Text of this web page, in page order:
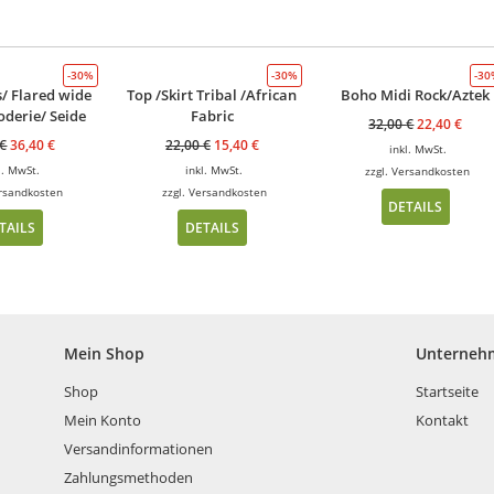
-30%
Flared wide
Seide
€36,40€
MwSt.
-30%
Top /Skirt Tribal /African
Fabric
22,00€ 15,40€
inkl. MwSt.
zzgl. Versandkosten
DETAILS
-
Boho Midi Rock/Aztek
32,00€22,40€
inkl. MwSt.
zzgl.Versandkosten
DETAILS
Mein Shop
Shop
Mein Konto
Versandinformationen
Zahlungsmethoden
Startseite
Kontakt